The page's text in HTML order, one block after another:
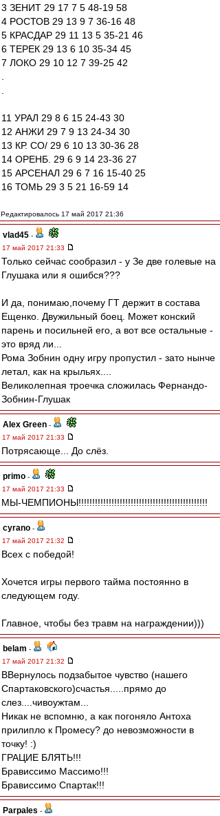
3 ЗЕНИТ 29 17 7 5 48-19 58
4 РОСТОВ 29 13 9 7 36-16 48
5 КРАСДАР 29 11 13 5 35-21 46
6 ТЕРЕК 29 13 6 10 35-34 45
7 ЛОКО 29 10 12 7 39-25 42
11 УРАЛ 29 8 6 15 24-43 30
12 АНЖИ 29 7 9 13 24-34 30
13 КР. СО/ 29 6 10 13 30-36 28
14 ОРЕНБ. 29 6 9 14 23-36 27
15 АРСЕНАЛ 29 6 7 16 15-40 25
16 ТОМЬ 29 3 5 21 16-59 14
Редактировалось 17 май 2017 21:36
vlad45 -
17 май 2017 21:33
Только сейчас сообразил - у Зе две голевые на
Глушака или я ошибся???
И да, понимаю,почему ГТ держит в состава
Ещенко. Двужильный боец. Может конский
парень и посильней его, а вот все остальные -
это вряд ли...
Рома Зобнин одну игру пропустил - зато нынче
летал, как на крыльях....
Великолепная троечка сложилась Фернандо-
Зобнин-Глушак
Alex Green -
17 май 2017 21:33
Потрясающе... До слёз.
primo -
17 май 2017 21:33
МЫ-ЧЕМПИОНЫ!!!!!!!!!!!!!!!!!!!!!!!!!!!!!!!!!!!!!!!!!!!!!!!
cyrano -
17 май 2017 21:32
Всех с победой!
Хочется игры первого тайма постоянно в
следующем году.
Главное, чтобы без травм на награждении)))
belam -
17 май 2017 21:32
ВВернулось подзабытое чувство (нашего
Спартаковского)счастья.....прямо до
слез....чивоужтам...
Никак не вспомню, а как погоняло Антоха
прилипло к Промесу? до невозможности в
точку! :)
ГРАЦИЕ БЛЯТЬ!!!
Брависсимо Массимо!!!
Брависсимо Спартак!!!
Parpales -